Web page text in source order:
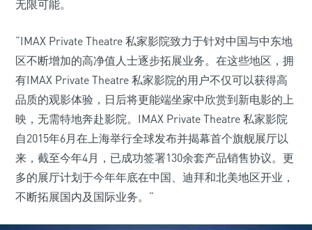
无限可能。
“IMAX Private Theatre 私家影院致力于针对中国与中东地
区不断增加的高净值人士逐步拓展业务。在这些地区，拥
有IMAX Private Theatre 私家影院的用户不仅可以获得高
品质的观影体验，日后将更能端坐家中欣赏到新电影的上
映，无需特地奔赴影院。IMAX Private Theatre 私家影院
自2015年6月在上海举行全球发布并揭幕首个旗舰展厅以
来，截至今年4月，已成功签署130余套产品销售协议。更
多的展厅计划于今年年底在中国、迪拜和北美地区开业，
不断拓展国内及国际业务。”